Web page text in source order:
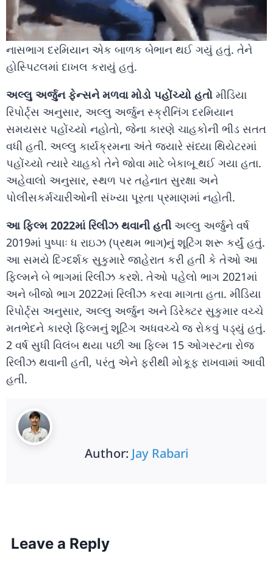
નાસભાગ દરમિયાન એક બાળક બેભાન થઈ ગયું હતું. તેને
હોસ્પિટલમાં દાખલ કરાયું હતું.
અલ્લુ અર્જુન ફેન્સને મળવા મોડો પહોંચ્યો હતો મીડિયા
રિપોર્ટ્સ અનુસાર, અલ્લુ અર્જુન સ્ક્રીનિંગ દરમિયાન
સમયસર પહોંચ્યો નહોતો, જેના કારણે ચાહકોની ભીડ સતત
વધી હતી. અલ્લુ કાર્યક્રમના અંતે જ્યારે સંધ્યા થિયેટરમાં
પહોંચ્યો ત્યારે ચાહકો તેને જોવા માટે બેકાબૂ થઈ ગયા હતા.
અહેવાલો અનુસાર, સ્થળ પર તહેનાત સુરક્ષા અને
પોલીસકર્મચારીઓની સંખ્યા પૂરતા પ્રમાણમાં નહોતી.
આ ફિલ્મ 2022માં રિલીઝ થવાની હતી અલ્લુ અર્જુને વર્ષ
2019માં પુષ્પાઃ ધ રાઇઝ (પ્રથમ ભાગ)નું શૂટિંગ શરૂ કર્યું હતું.
આ સમયે દિગ્દર્શક સુકુમારે જાહેરાત કરી હતી કે તેઓ આ
ફિલ્મને બે ભાગમાં રિલીઝ કરશે. તેઓ પહેલો ભાગ 2021માં
અને બીજો ભાગ 2022માં રિલીઝ કરવા માગતા હતા. મીડિયા
રિપોર્ટ્સ અનુસાર, અલ્લુ અર્જુન અને ડિરેક્ટર સુકુમાર વચ્ચે
મતભેદને કારણે ફિલ્મનું શૂટિંગ અધવચ્ચે જ રોકવું પડ્યું હતું.
2 વર્ષ સુધી વિલંબ થયા પછી આ ફિલ્મ 15 ઓગસ્ટના રોજ
રિલીઝ થવાની હતી, પરંતુ એને ફરીથી મોકૂફ રાખવામાં આવી
હતી.
Author: Jay Rabari
Leave a Reply